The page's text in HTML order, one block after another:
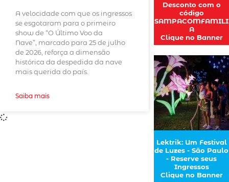
A velocidade com que os ingressos
se esgotaram para o primeiro
show de “O Último Voo da
Nave”, marcado para 25 de julho
de 2026, reforça a dimensão
histórica da despedida da nave
mais querida do país.
Saiba mais
Desconto com o
código
SAMPACOMFAMILI
A
Clique no Banner
Lektrik: Um Festival
de Luzes - São Paulo
- Reserve seus
Ingressos
Clique no Banner